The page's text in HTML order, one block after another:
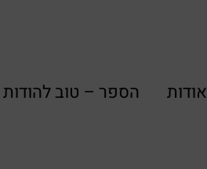
אודות הספר – טוב להודות